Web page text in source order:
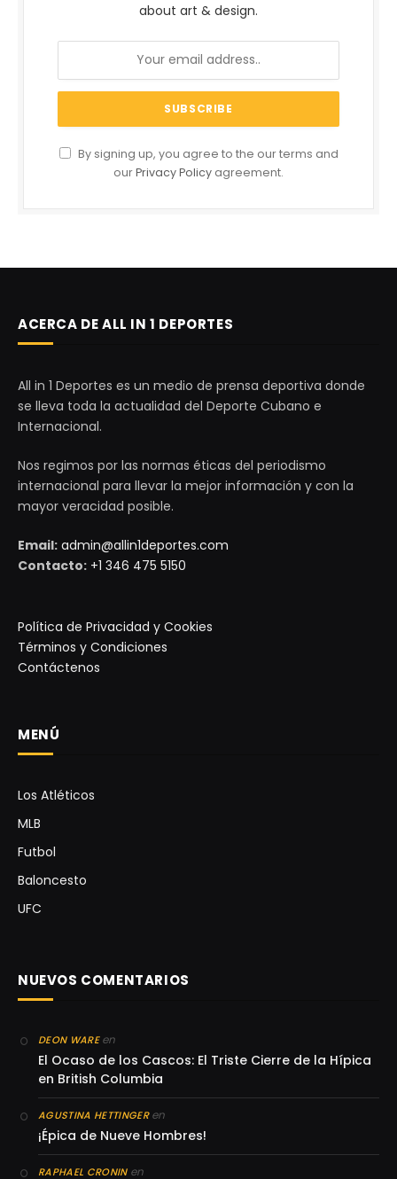
about art & design.
By signing up, you agree to the our terms and
ourPrivacy Policy agreement.
ACERCA DE ALL IN 1 DEPORTES
All in 1 Deportes es un medio de prensa deportiva donde
se lleva toda la actualidad del Deporte Cubano e
Internacional.
Nos regimos por las normas éticas del periodismo
internacional para llevar la mejor información y con la
mayor veracidad posible.
Email: admin@allin1deportes.com
Contacto: +1 346 475 5150
Política de Privacidad y Cookies
Términos y Condiciones
Contáctenos
MENÚ
Los Atléticos
MLB
Futbol
Baloncesto
UFC
NUEVOS COMENTARIOS
DEON WAREen
El Ocaso de los Cascos: El Triste Cierre de la Hípica
en British Columbia
AGUSTINA HETTINGERen
¡Épica de Nueve Hombres!
RAPHAEL CRONINen